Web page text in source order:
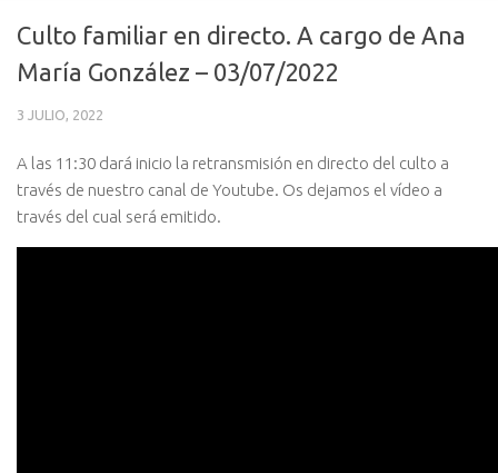
Culto familiar en directo. A cargo de Ana
María González – 03/07/2022
3 JULIO, 2022
A las 11:30 dará inicio la retransmisión en directo del culto a
través de nuestro canal de Youtube. Os dejamos el vídeo a
través del cual será emitido.